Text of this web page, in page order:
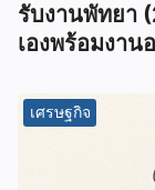
รับงานพัทยา
เองพร้อมงา
เศรษฐกิจ